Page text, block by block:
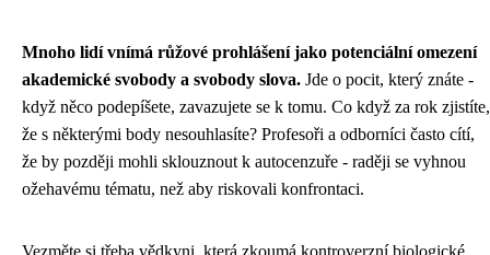
Mnoho lidí vnímá růžové prohlášení jako potenciální omezení
akademické svobody a svobody slova. Jde o pocit, který znáte -
když něco podepíšete, zavazujete se k tomu. Co když za rok zjistíte,
že s některými body nesouhlasíte? Profesoři a odborníci často cítí,
že by později mohli sklouznout k autocenzuře - raději se vyhnou
ožehavému tématu, než aby riskovali konfrontaci.
Vezměte si třeba vědkyni, která zkoumá kontroverzní biologické